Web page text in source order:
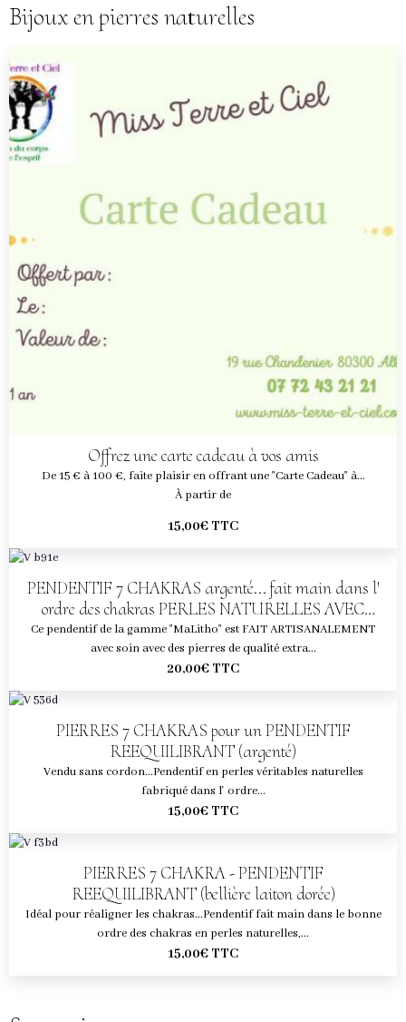
Bijoux en pierres naturelles
Offrez une carte cadeau à vos amis
De 15 € à 100 €, faite plaisir en offrant une "Carte Cadeau" à...
À partir de
15,00€ TTC
PENDENTIF 7 CHAKRAS argenté... fait main dans l'
ordre des chakras PERLES NATURELLES AVEC
CORDON
Ce pendentif de la gamme "MaLitho" est FAIT ARTISANALEMENT
avec soin avec des pierres de qualité extra...
20,00€ TTC
PIERRES 7 CHAKRAS pour un PENDENTIF
REEQUILIBRANT (argenté)
Vendu sans cordon...Pendentif en perles véritables naturelles
fabriqué dans l' ordre...
15,00€ TTC
PIERRES 7 CHAKRA - PENDENTIF
REEQUILIBRANT (bellière laiton dorée)
Idéal pour réaligner les chakras...Pendentif fait main dans le bonne
ordre des chakras en perles naturelles,...
15,00€ TTC